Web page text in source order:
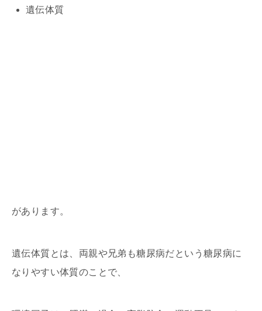
遺伝体質
があります。
遺伝体質とは、両親や兄弟も糖尿病だという糖尿病に
なりやすい体質のことで、